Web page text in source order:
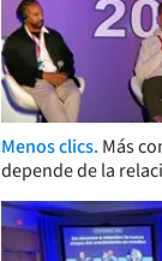
Menos clics. Más
depende de la